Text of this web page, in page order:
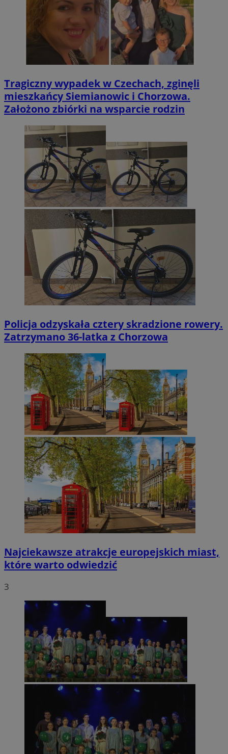
Tragiczny wypadek w Czechach, zginęli
mieszkańcy Siemianowic i Chorzowa.
Założono zbiórki na wsparcie rodzin
Policja odzyskała cztery skradzione rowery.
Zatrzymano 36-latka z Chorzowa
Najciekawsze atrakcje europejskich miast,
które warto odwiedzić
3